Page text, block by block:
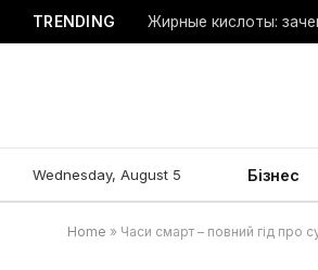
TRENDING Жирные кислоты:
Wednesday, August 5 Бізнес
Home » Часи смарт – повний гід про